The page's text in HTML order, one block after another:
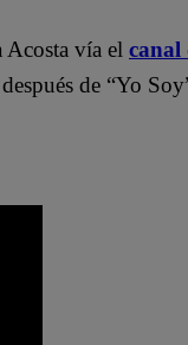
Acosta vía el canal
de “Yo